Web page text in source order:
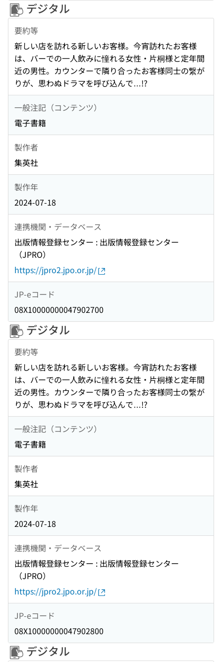
デジタル
要約等
新しい店を訪れる新しいお客様。今宵訪れたお客様
は、バーでの一人飲みに憧れる女性・片桐様と定年間
近の男性。カウンターで隣り合ったお客様同士の繋が
りが、思わぬドラマを呼び込んで…!?
一般注記（コンテンツ）
電子書籍
製作者
集英社
製作年
2024-07-18
連携機関・データベース
出版情報登録センター : 出版情報登録センター
（JPRO）
https://jpro2.jpo.or.jp/
JP-eコード
08X10000000047902700
デジタル
要約等
新しい店を訪れる新しいお客様。今宵訪れたお客様
は、バーでの一人飲みに憧れる女性・片桐様と定年間
近の男性。カウンターで隣り合ったお客様同士の繋が
りが、思わぬドラマを呼び込んで…!?
一般注記（コンテンツ）
電子書籍
製作者
集英社
製作年
2024-07-18
連携機関・データベース
出版情報登録センター : 出版情報登録センター
（JPRO）
https://jpro2.jpo.or.jp/
JP-eコード
08X10000000047902800
デジタル